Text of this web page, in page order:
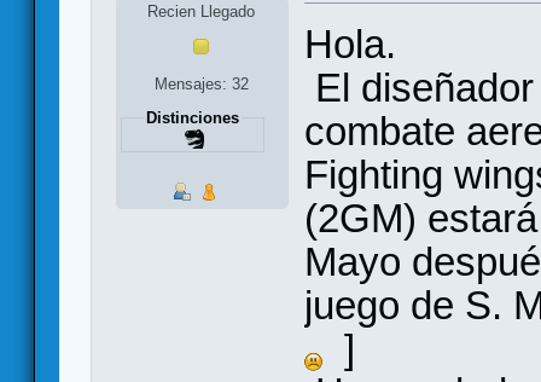
Recien Llegado
Mensajes: 32
Distinciones
Hola.
El
combate
Fighting
(2GM)
Mayo
juego de S.
]